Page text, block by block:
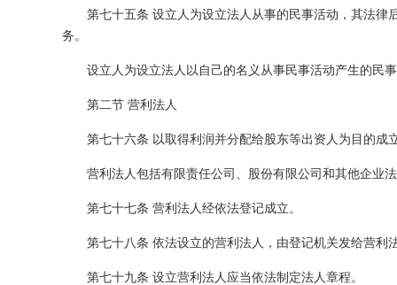
第七十五条 设立人为设立法人从事的民事活动，其法
务。
设立人为设立法人以自己的名义从事民事活动产生的民
第二节 营利法人
第七十六条 以取得利润并分配给股东等出资人为目的成
营利法人包括有限责任公司、股份有限公司和其他企业
第七十七条 营利法人经依法登记成立。
第七十八条 依法设立的营利法人，由登记机关发给营
第七十九条 设立营利法人应当依法制定法人章程。